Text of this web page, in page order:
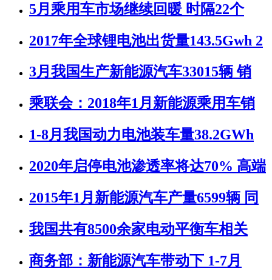
5月乘用车市场继续回暖 时隔22个
2017年全球锂电池出货量143.5Gwh 2
3月我国生产新能源汽车33015辆 销
乘联会：2018年1月新能源乘用车销
1-8月我国动力电池装车量38.2GWh
2020年启停电池渗透率将达70% 高端
2015年1月新能源汽车产量6599辆 同
我国共有8500余家电动平衡车相关
商务部：新能源汽车带动下 1-7月